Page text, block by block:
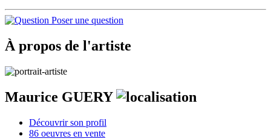
Poser une question
À propos de l'artiste
Maurice GUERY
Découvrir son profil
86 oeuvres en vente